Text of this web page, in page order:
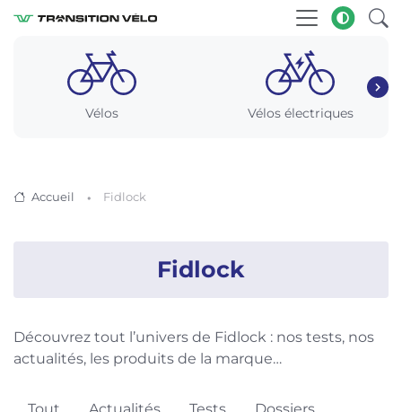
Vélos Vélos électriques
Accueil Fidlock
Fidlock
Découvrez tout l’univers de Fidlock : nos tests, nos
actualités, les produits de la marque…